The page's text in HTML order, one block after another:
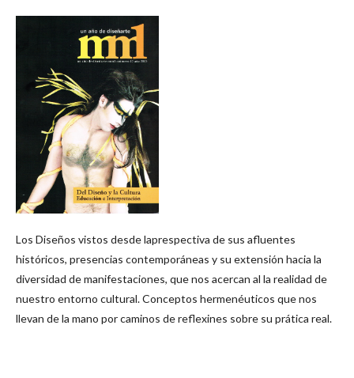
Los Diseños vistos desde laprespectiva de sus afluentes
históricos, presencias contemporáneas y su extensión hacia la
diversidad de manifestaciones, que nos acercan al la realidad de
nuestro entorno cultural. Conceptos hermenéuticos que nos
llevan de la mano por caminos de reflexines sobre su prática real.